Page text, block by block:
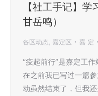
【社工手记】
甘岳鸣）
各区动态 嘉定区 嘉 定
“疫起前行”是嘉定工
在之前我已写过一篇
动虽然结束了，但我